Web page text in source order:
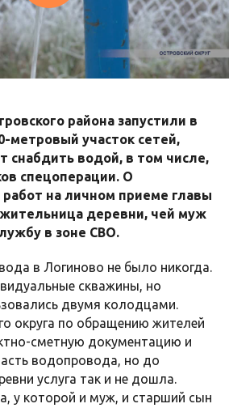
района запустили в
метровый участок сетей,
снабдить водой, в том числе,
спецоперации. О
на личном приеме главы
жительница деревни, чей муж
в зоне СВО.
в Логиново не было никогда.
скважины, но
двумя колодцами.
округа по обращению жителей
сметную документацию и
водопровода, но до
услуга так и не дошла.
у которой и муж, и старший сын